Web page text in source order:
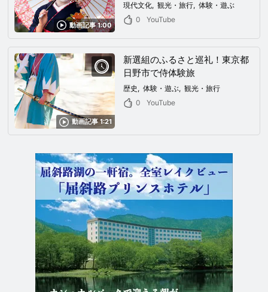
動画記事 1:00
現代文化 観光・旅行
体験・遊ぶ
0
YouTube
動画記事 1:21
新選組のふるさと巡礼！東京都
日野市で侍体験旅
歴史 体験・遊ぶ
観光・旅行
0
YouTube